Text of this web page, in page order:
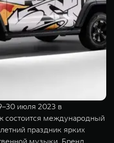
TANK 700
от 10 199
июля 2023 в
состоится международный
праздник ярких
музыки. Бренд